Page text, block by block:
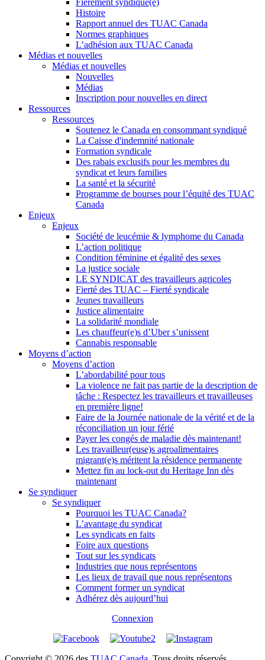
Fièrement syndiqué(e)
Histoire
Rapport annuel des TUAC Canada
Normes graphiques
L’adhésion aux TUAC Canada
Médias et nouvelles
Médias et nouvelles
Nouvelles
Médias
Inscription pour nouvelles en direct
Ressources
Ressources
Soutenez le Canada en consommant syndiqué
La Caisse d'indemnité nationale
Formation syndicale
Des rabais exclusifs pour les membres du
syndicat et leurs families
La santé et la sécurité
Programme de bourses pour l’équité des TUAC
Canada
Enjeux
Enjeux
Société de leucémie & lymphome du Canada
L’action politique
Condition féminine et égalité des sexes
La justice sociale
LE SYNDICAT des travailleurs agricoles
Fierté des TUAC – Fierté syndicale
Jeunes travailleurs
Justice alimentaire
La solidarité mondiale
Les chauffeur(e)s d’Uber s’unissent
Cannabis responsable
Moyens d’action
Moyens d’action
L’abordabilité pour tous
La violence ne fait pas partie de la description de
tâche : Respectez les travailleurs et travailleuses
en première ligne!
Faire de la Journée nationale de la vérité et de la
réconciliation un jour férié
Payer les congés de maladie dès maintenant!
Les travailleur(euse)s agroalimentaires
migrant(e)s méritent la résidence permanente
Mettez fin au lock-out du Heritage Inn dès
maintenant
Se syndiquer
Se syndiquer
Pourquoi les TUAC Canada?
L’avantage du syndicat
Les syndicats en faits
Foire aux questions
Tout sur les syndicats
Industries que nous représentons
Les lieux de travail que nous représentons
Comment former un syndicat
Adhérez dès aujourd’hui
Connexion